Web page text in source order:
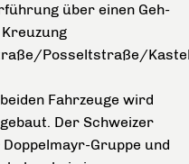
über einen Geh-
Posseltstraße/
Fahrzeuge wird
Der Schweizer
Gruppe und